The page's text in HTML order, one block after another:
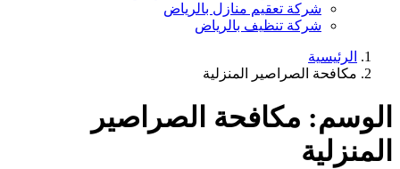
شركة تعقيم منازل بالرياض
شركة تنظيف بالرياض
الرئيسية
مكافحة الصراصير المنزلية
الوسم: مكافحة الصراصير
المنزلية